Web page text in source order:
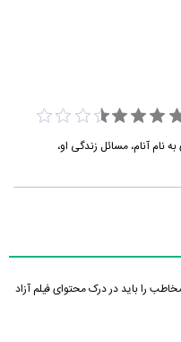
نام آنام، مسائل زندگی او،
را باید در درک محتوای فیلم آزاد